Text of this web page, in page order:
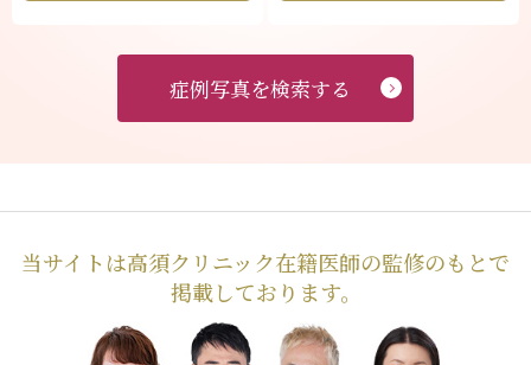
症例写真を検索する
当サイトは高須クリニック在籍医師の監修のもとで
掲載しております。